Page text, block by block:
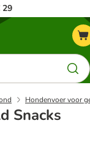
29
Hondenvoer voor
Snacks